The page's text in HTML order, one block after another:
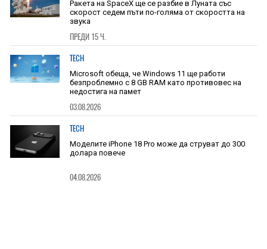
Ракета на SpaceX ще се разбие в Луната със
скорост седем пъти по-голяма от скоростта на
звука
ПРЕДИ 15 Ч.
TECH
Microsoft обеща, че Windows 11 ще работи
безпроблемно с 8 GB RAM като противовес на
недостига на памет
03.08.2026
TECH
Моделите iPhone 18 Pro може да струват до 300
долара повече
04.08.2026